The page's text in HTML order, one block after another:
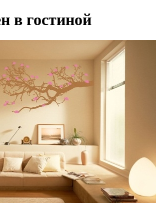
в гостиной